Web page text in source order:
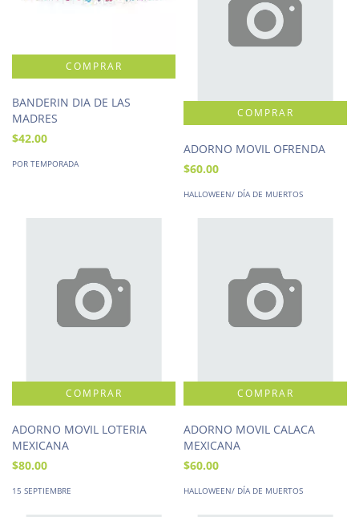
BANDERIN DIA DE LAS
MADRES
$42.00
POR TEMPORADA
ADORNO MOVIL OFRENDA
$60.00
HALLOWEEN/ DÍA DE MUERTOS
ADORNO MOVIL LOTERIA
MEXICANA
$80.00
15 SEPTIEMBRE
ADORNO MOVIL CALACA
MEXICANA
$60.00
HALLOWEEN/ DÍA DE MUERTOS